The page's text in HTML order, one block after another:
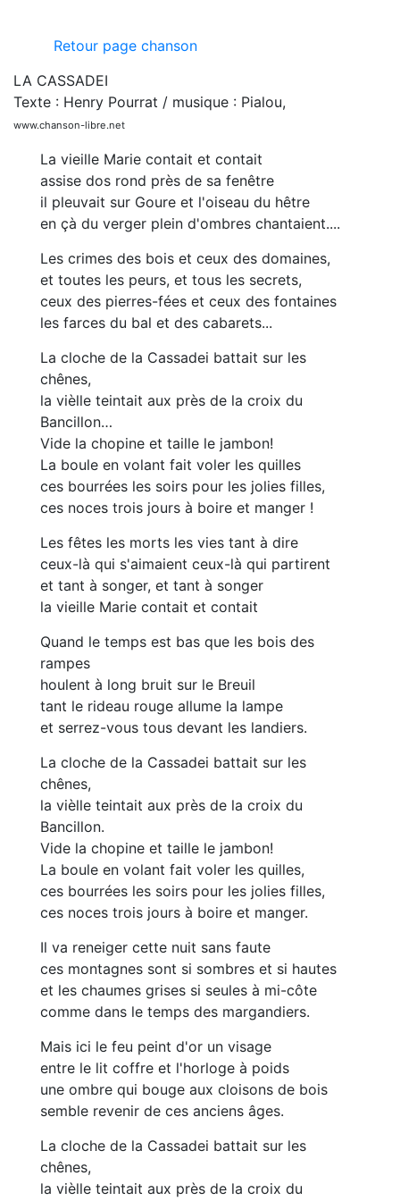
Retour page chanson
LA CASSADEI
Texte : Henry Pourrat / musique : Pialou,
www.chanson-libre.net
La vieille Marie contait et contait
assise dos rond près de sa fenêtre
il pleuvait sur Goure et l'oiseau du hêtre
en çà du verger plein d'ombres chantaient....
Les crimes des bois et ceux des domaines,
et toutes les peurs, et tous les secrets,
ceux des pierres-fées et ceux des fontaines
les farces du bal et des cabarets...
La cloche de la Cassadei battait sur les
chênes,
la vièlle teintait aux près de la croix du
Bancillon…
Vide la chopine et taille le jambon!
La boule en volant fait voler les quilles
ces bourrées les soirs pour les jolies filles,
ces noces trois jours à boire et manger !
Les fêtes les morts les vies tant à dire
ceux-là qui s'aimaient ceux-là qui partirent
et tant à songer, et tant à songer
la vieille Marie contait et contait
Quand le temps est bas que les bois des
rampes
houlent à long bruit sur le Breuil
tant le rideau rouge allume la lampe
et serrez-vous tous devant les landiers.
La cloche de la Cassadei battait sur les
chênes,
la vièlle teintait aux près de la croix du
Bancillon.
Vide la chopine et taille le jambon!
La boule en volant fait voler les quilles,
ces bourrées les soirs pour les jolies filles,
ces noces trois jours à boire et manger.
Il va reneiger cette nuit sans faute
ces montagnes sont si sombres et si hautes
et les chaumes grises si seules à mi-côte
comme dans le temps des margandiers.
Mais ici le feu peint d'or un visage
entre le lit coffre et l'horloge à poids
une ombre qui bouge aux cloisons de bois
semble revenir de ces anciens âges.
La cloche de la Cassadei battait sur les
chênes,
la vièlle teintait aux près de la croix du